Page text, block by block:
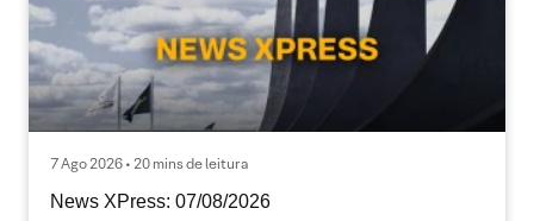
7 Ago 2026 • 20 mins de leitura
News XPress: 07/08/2026